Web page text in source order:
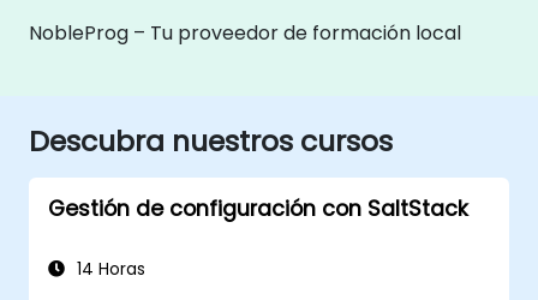
NobleProg – Tu proveedor de formación local
Descubra nuestros cursos
Gestión de configuración con SaltStack
14 Horas